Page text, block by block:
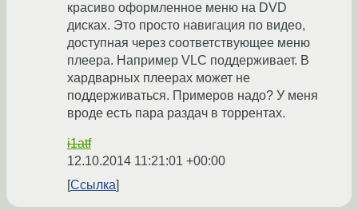
красиво оформленное меню на DVD
дисках. Это просто навигация по видео,
доступная через соответствующее меню
плеера. Например VLC поддерживает. В
хардварных плеерах может не
поддерживаться. Примеров надо? У меня
вроде есть пара раздач в торрентах.
i1atf
12.10.2014 11:21:01 +00:00
Ссылка